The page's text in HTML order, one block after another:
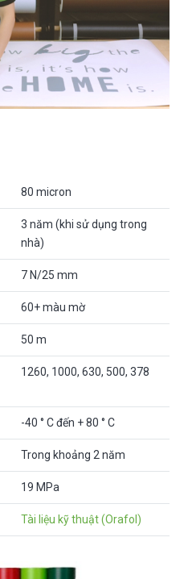
80 micron
3 năm (khi sử dụng trong
nhà)
7 N/25 mm
60+ màu mờ
50 m
1260, 1000, 630, 500, 378
-40 ° C đến + 80 ° C
Trong khoảng 2 năm
19 MPa
Tài liệu kỹ thuật (Orafol)